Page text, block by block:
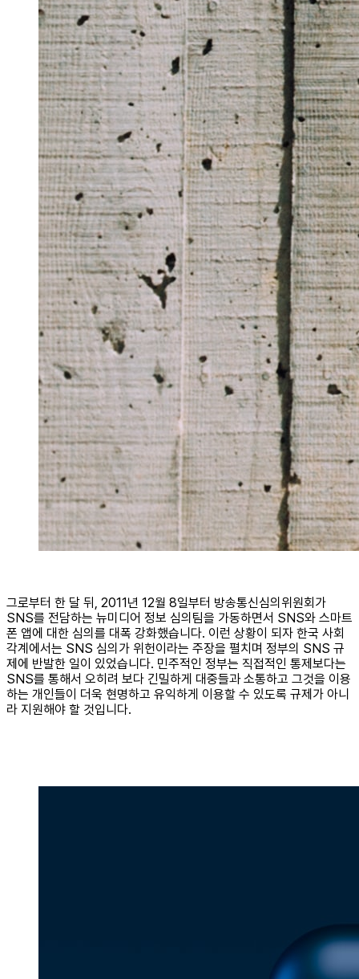
그로부터 한 달 뒤, 2011년 12월 8일부터 방송통신심의위원회가
SNS를 전담하는 뉴미디어 정보 심의팀을 가동하면서 SNS와 스마트
폰 앱에 대한 심의를 대폭 강화했습니다. 이런 상황이 되자 한국 사회
각계에서는 SNS 심의가 위헌이라는 주장을 펼치며 정부의 SNS 규
제에 반발한 일이 있었습니다. 민주적인 정부는 직접적인 통제보다는
SNS를 통해서 오히려 보다 긴밀하게 대중들과 소통하고 그것을 이용
하는 개인들이 더욱 현명하고 유익하게 이용할 수 있도록 규제가 아니
라 지원해야 할 것입니다.